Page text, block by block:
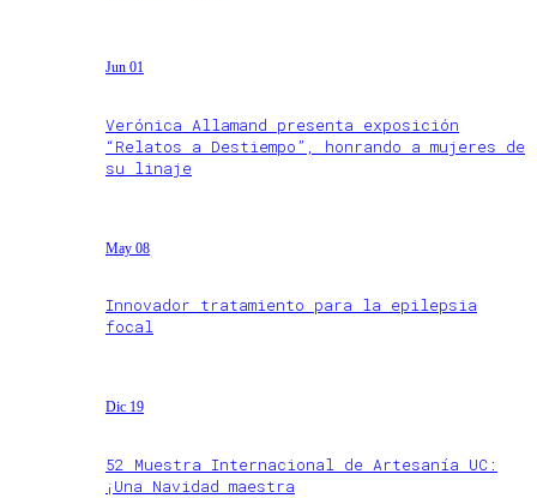
Jun 01
Verónica Allamand presenta exposición
“Relatos a Destiempo”, honrando a mujeres de
su linaje
May 08
Innovador tratamiento para la epilepsia
focal
Dic 19
52 Muestra Internacional de Artesanía UC:
¡Una Navidad maestra